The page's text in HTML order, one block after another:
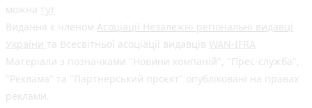
можна тут
Видання є членом Асоціації Незалежні регіональні видавці
України та Всесвітньої асоціації видавців WAN-IFRA
Матеріали з позначками "Новини компаній", "Прес-служба",
"Реклама" та "Партнерський проєкт" опубліковані на правах
реклами.